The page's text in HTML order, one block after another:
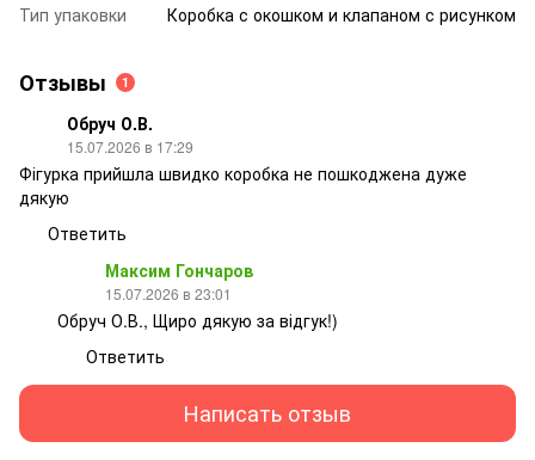
Тип упаковки
Коробка с окошком и клапаном с рисунком
Отзывы 1
Обруч О.В.
15.07.2026 в 17:29
Фігурка прийшла швидко коробка не пошкоджена дуже
дякую
Ответить
Максим Гончаров
15.07.2026 в 23:01
Обруч О.В., Щиро дякую за відгук!)
Ответить
Написать отзыв